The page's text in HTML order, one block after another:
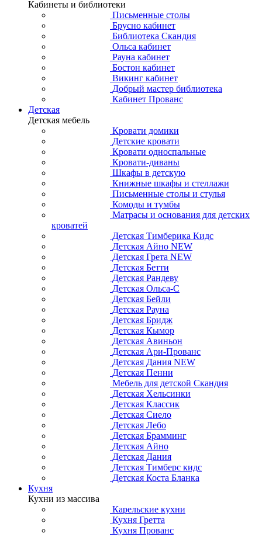
Кабинеты и библиотеки
Письменные столы
Брусно кабинет
Библиотека Скандия
Ольса кабинет
Рауна кабинет
Бостон кабинет
Викинг кабинет
Добрый мастер библиотека
Кабинет Прованс
Детская
Детская мебель
Кровати домики
Детские кровати
Кровати односпальные
Кровати-диваны
Шкафы в детскую
Книжные шкафы и стеллажи
Письменные столы и стулья
Комоды и тумбы
Матрасы и основания для детских
кроватей
Детская Тимберика Кидс
Детская Айно NEW
Детская Грета NEW
Детская Бетти
Детская Рандеву
Детская Ольса-С
Детская Бейли
Детская Рауна
Детская Бридж
Детская Кымор
Детская Авиньон
Детская Ари-Прованс
Детская Дания NEW
Детская Пенни
Мебель для детской Скандия
Детская Хельсинки
Детская Классик
Детская Сиело
Детская Лебо
Детская Брамминг
Детская Айно
Детская Дания
Детская Тимберс кидс
Детская Коста Бланка
Кухня
Кухни из массива
Карельские кухни
Кухня Гретта
Кухня Прованс